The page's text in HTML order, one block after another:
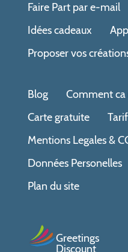
Faire Part par e-mail
Idées cadeaux
Proposer vos
Blog
Comment ca
Carte gratuite
Mentions Legales &
Données Personelles
Plan du site
Greetings
Discount